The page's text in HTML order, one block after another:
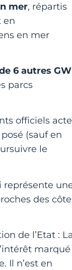
mer, répartis
en
en mer
6 autres GW
parcs
officiels acte
(sauf en
le
représente
des
de l’Etat :
marqué
Il n’est en